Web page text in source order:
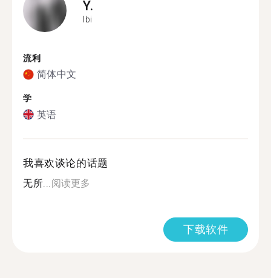
Y.
Ibi
流利
简体中文
学
英语
我喜欢谈论的话题
无所... 阅读更多
下载软件